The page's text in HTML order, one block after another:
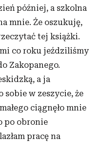
później, a szkolna
mnie. Że oszukuję,
tej książki.
co roku jeździliśmy
Zakopanego.
a ja
sobie w zeszycie, że
ciągnęło mnie
po obronie
pracę na